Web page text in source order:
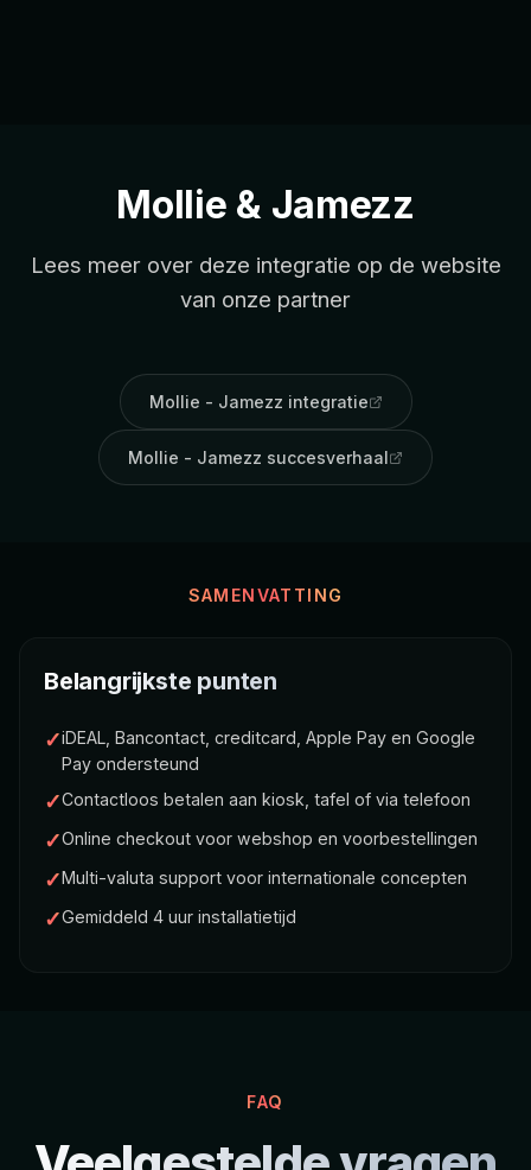
Mollie & Jamezz
Lees meer over deze integratie op de website
van onze partner
Mollie - Jamezz integratie
Mollie - Jamezz succesverhaal
SAMENVATTING
Belangrijkste punten
✓iDEAL, Bancontact, creditcard, Apple Pay en Google
Pay ondersteund
✓Contactloos betalen aan kiosk, tafel of via telefoon
✓Online checkout voor webshop en voorbestellingen
✓Multi-valuta support voor internationale concepten
✓Gemiddeld 4 uur installatietijd
FAQ